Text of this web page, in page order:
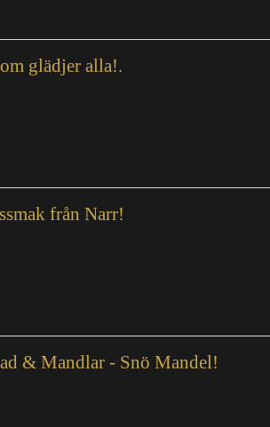
glädjer alla!.
från Narr!
& Mandlar - Snö Mandel!